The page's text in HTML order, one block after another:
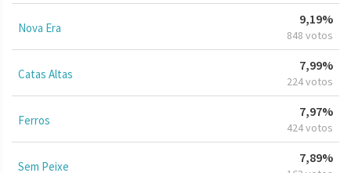
Nova Era
9,19%
848 votos
Catas Altas
7,99%
224 votos
Ferros
7,97%
424 votos
Sem Peixe
7,89%